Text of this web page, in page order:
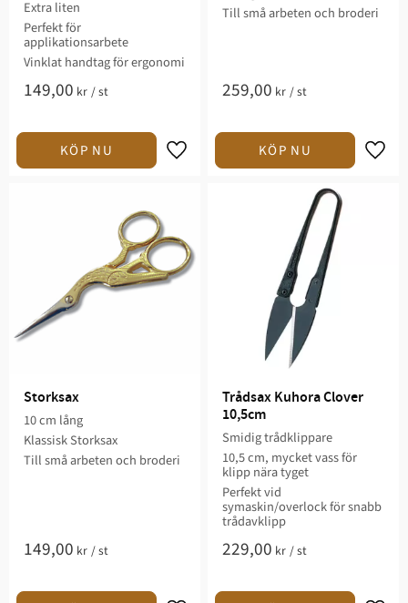
Extra liten
Perfekt för
applikationsarbete
Vinklat handtag för ergonomi
149,00 kr /st
Lägg till i favoriter
Till små arbeten och broderi
259,00 kr /st
Storksax
10 cm lång
Klassisk Storksax
Till små arbeten och broderi
149,00 kr /st
Trådsax Kuhora Clover
10,5cm
Smidig trådklippare
10,5 cm, mycket vass för
klipp nära tyget
Perfekt vid
symaskin/overlock för snabb
trådavklipp
229,00 kr /st